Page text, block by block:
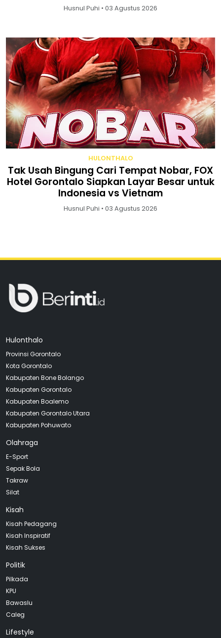
Husnul Puhi • 03 Agustus 2026
HULONTHALO
Tak Usah Bingung Cari Tempat Nobar, FOX
Hotel Gorontalo Siapkan Layar Besar untuk
Indonesia vs Vietnam
Husnul Puhi • 03 Agustus 2026
Hulonthalo
Provinsi Gorontalo
Kota Gorontalo
Kabupaten Bone Bolango
Kabupaten Gorontalo
Kabupaten Boalemo
Kabupaten Gorontalo Utara
Kabupaten Pohuwato
Olahraga
E-Sport
Sepak Bola
Takraw
Silat
Kisah
Kisah Pedagang
Kisah Inspiratif
Kisah Sukses
Politik
Pilkada
KPU
Bawaslu
Caleg
Lifestyle